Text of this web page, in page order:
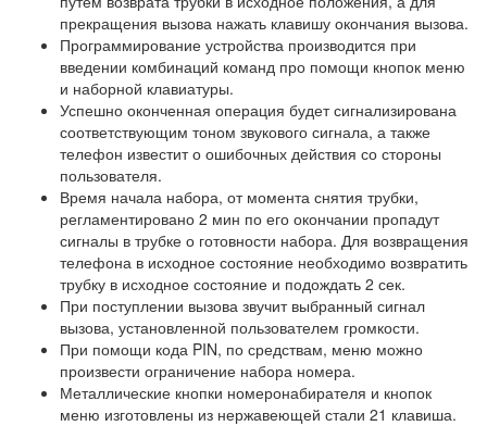
прекращения вызова нажать клавишу окончания вызова.
Программирование устройства производится при
введении комбинаций команд про помощи кнопок меню
и наборной клавиатуры.
Успешно оконченная операция будет сигнализирована
соответствующим тоном звукового сигнала, а также
телефон известит о ошибочных действия со стороны
пользователя.
Время начала набора, от момента снятия трубки,
регламентировано 2 мин по его окончании пропадут
сигналы в трубке о готовности набора. Для возвращения
телефона в исходное состояние необходимо возвратить
трубку в исходное состояние и подождать 2 сек.
При поступлении вызова звучит выбранный сигнал
вызова, установленной пользователем громкости.
При помощи кода PIN, по средствам, меню можно
произвести ограничение набора номера.
Металлические кнопки номеронабирателя и кнопок
меню изготовлены из нержавеющей стали 21 клавиша.